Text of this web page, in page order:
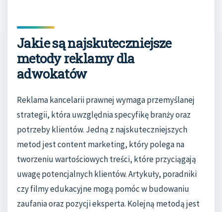
Jakie są najskuteczniejsze
metody reklamy dla
adwokatów
Reklama kancelarii prawnej wymaga przemyślanej
strategii, która uwzględnia specyfikę branży oraz
potrzeby klientów. Jedną z najskuteczniejszych
metod jest content marketing, który polega na
tworzeniu wartościowych treści, które przyciągają
uwagę potencjalnych klientów. Artykuły, poradniki
czy filmy edukacyjne mogą pomóc w budowaniu
zaufania oraz pozycji eksperta. Kolejną metodą jest